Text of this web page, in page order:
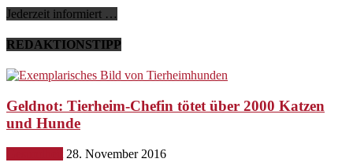
Jederzeit informiert …
REDAKTIONSTIPP
Geldnot: Tierheim-Chefin tötet über 2000 Katzen
und Hunde
28. November 2016